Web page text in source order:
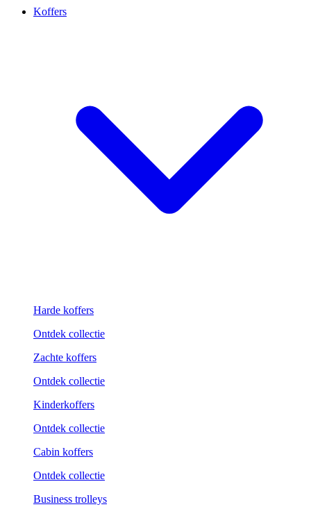
Koffers
Harde koffers
Ontdek collectie
Zachte koffers
Ontdek collectie
Kinderkoffers
Ontdek collectie
Cabin koffers
Ontdek collectie
Business trolleys